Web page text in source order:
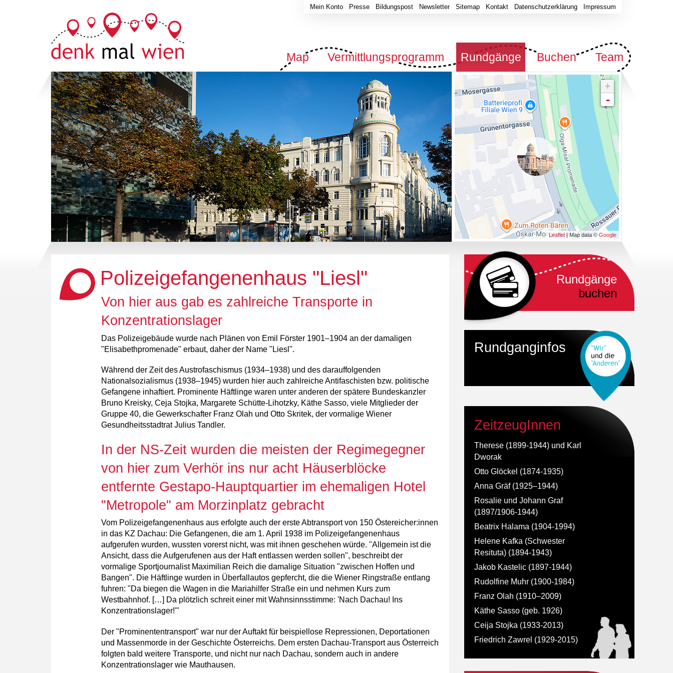
Map Vermittlungsprogramm Rundgänge Buchen Team
Mein Konto Presse Bildungspost Newsletter Sitemap Kontakt Datenschutzerklärung Impressum
+
-
Leaflet| Map data ©Google
Polizeigefangenenhaus "Liesl"
Von hier aus gab es zahlreiche Transporte in
Konzentrationslager
Das Polizeigebäude wurde nach Plänen von Emil Förster 1901–1904 an der damaligen
"Elisabethpromenade" erbaut, daher der Name "Liesl".
Während der Zeit des Austrofaschismus (1934–1938) und des darauffolgenden
Nationalsozialismus (1938–1945) wurden hier auch zahlreiche Antifaschisten bzw. politische
Gefangene inhaftiert. Prominente Häftlinge waren unter anderen der spätere Bundeskanzler
Bruno Kreisky, Ceja Stojka, Margarete Schütte-Lihotzky, Käthe Sasso, viele Mitglieder der
Gruppe 40, die Gewerkschafter Franz Olah und Otto Skritek, der vormalige Wiener
Gesundheitsstadtrat Julius Tandler.
In der NS-Zeit wurden die meisten der Regimegegner
von hier zum Verhör ins nur acht Häuserblöcke
entfernte Gestapo-Hauptquartier im ehemaligen Hotel
"Metropole" am Morzinplatz gebracht
Vom Polizeigefangenenhaus aus erfolgte auch der erste Abtransport von 150 Östereicher:innen
in das KZ Dachau: Die Gefangenen, die am 1. April 1938 im Polizeigefangenenhaus
aufgerufen wurden, wussten vorerst nicht, was mit ihnen geschehen würde. "Allgemein ist die
Ansicht, dass die Aufgerufenen aus der Haft entlassen werden sollen", beschreibt der
vormalige Sportjournalist Maximilian Reich die damalige Situation "zwischen Hoffen und
Bangen". Die Häftlinge wurden in Überfallautos gepfercht, die die Wiener Ringstraße entlang
fuhren: "Da biegen die Wagen in die Mariahilfer Straße ein und nehmen Kurs zum
Westbahnhof. […] Da plötzlich schreit einer mit Wahnsinnsstimme: 'Nach Dachau! Ins
Konzentrationslager!'"
Der "Prominententransport" war nur der Auftakt für beispiellose Repressionen, Deportationen
und Massenmorde in der Geschichte Österreichs. Dem ersten Dachau-Transport aus Österreich
folgten bald weitere Transporte, und nicht nur nach Dachau, sondern auch in andere
Konzentrationslager wie Mauthausen.
Rundgänge
buchen
Rundganginfos
ZeitzeugInnen
Therese (1899-1944) und Karl
Dworak
Otto Glöckel (1874-1935)
Anna Gräf (1925–1944)
Rosalie und Johann Graf
(1897/1906-1944)
Beatrix Halama (1904-1994)
Helene Kafka (Schwester
Resituta) (1894-1943)
Jakob Kastelic (1897-1944)
Rudolfine Muhr (1900-1984)
Franz Olah (1910–2009)
Käthe Sasso (geb. 1926)
Ceija Stojka (1933-2013)
Friedrich Zawrel (1929-2015)